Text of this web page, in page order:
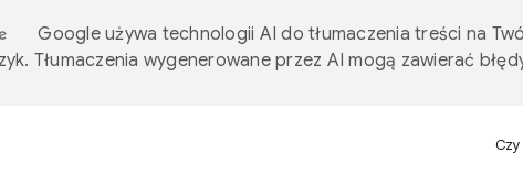
Google używa technologii AI do tłumaczenia treści na
Tłumaczenia wygenerowane przez AI mogą zawierać